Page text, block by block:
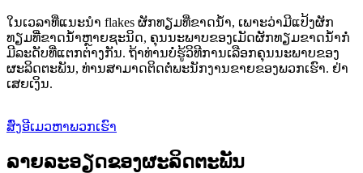
ໃນເວລາທີ່ແນະນໍາ flakes ຜັກທຽມທີ່ຂາດນ້ໍາ, ເພາະວ່າມີແປ້ງຜັກ
ທຽມທີ່ຂາດນ້ໍາຫຼາຍຊະນິດ, ຄຸນນະພາບຂອງເມັດຜັກທຽມຂາດນ້ໍາກໍ່
ມີລະດັບທີ່ແຕກຕ່າງກັນ. ຖ້າທ່ານບໍ່ຮູ້ວິທີການເລືອກຄຸນນະພາບຂອງ
ຜະລິດຕະພັນ, ທ່ານສາມາດຕິດຕໍ່ພະນັກງານຂາຍຂອງພວກເຮົາ. ຢ່າ
ເສຍເງິນ.
ສົ່ງອີເມວຫາພວກເຮົາ
ລາຍລະອຽດຂອງຜະລິດຕະພັນ